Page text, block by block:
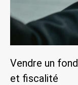
Vendre un
et fiscalité